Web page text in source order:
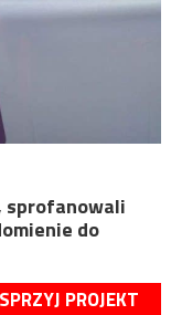
sprofanowali
do
PROJEKT